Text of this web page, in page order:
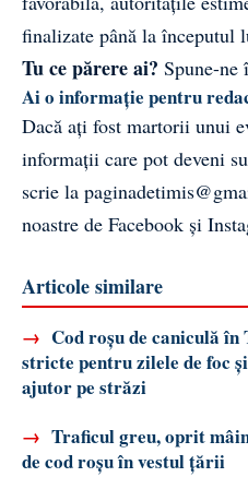
finalizate până la începutul
Tu ce părere ai? Spune-ne
Ai o informație pentru
Dacă ați fost martorii unui
informații care pot deveni
scrie la
noastre de Facebook și
Articole similare
→ Cod roșu de caniculă
stricte pentru zilele de foc
ajutor pe străzi
→ Traficul greu, oprit
de cod roșu în vestul țării